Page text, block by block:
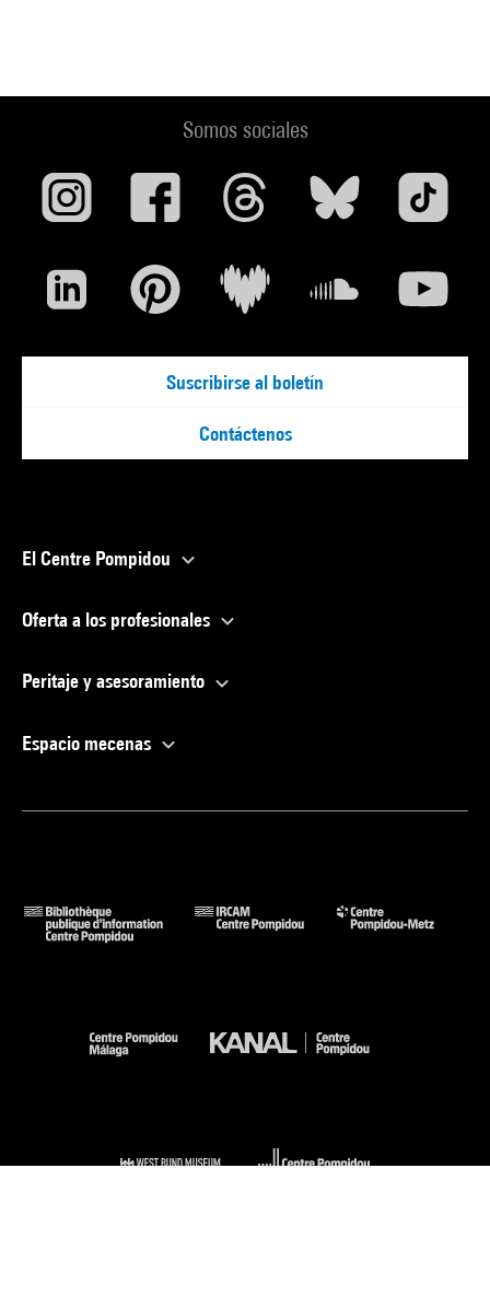
Somos sociales
Suscribirse al boletín
Contáctenos
El Centre Pompidou
Oferta a los profesionales
Peritaje y asesoramiento
Espacio mecenas